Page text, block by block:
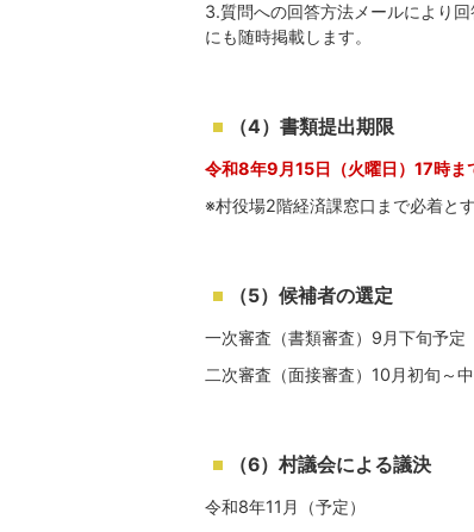
3.質問への回答方法メールにより
にも随時掲載します。
（4）書類提出期限
令和8年9月15日（火曜日）17時ま
※村役場2階経済課窓口まで必着と
（5）候補者の選定
一次審査（書類審査）9月下旬予定
二次審査（面接審査）10月初旬～
（6）村議会による議決
令和8年11月（予定）